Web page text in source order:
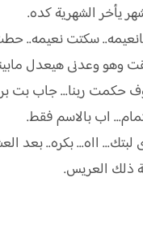
يأخر الشهرية كده.
سكتت نعيمه..
وهو وعدنى هيعدل
حكمت ربنا... جاب بت
اب بالاسم فقط.
ااه... بكره.. بعد
ذلك العريس.